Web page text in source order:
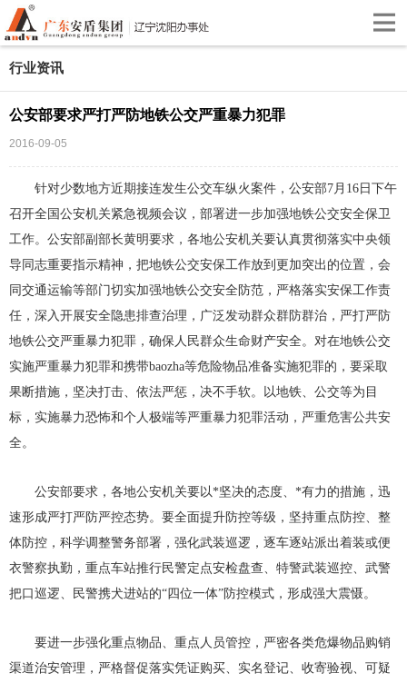
行业资讯
公安部要求严打严防地铁公交严重暴力犯罪
2016-09-05
针对少数地方近期接连发生公交车纵火案件，公安部7月16日下午
召开全国公安机关紧急视频会议，部署进一步加强地铁公交安全保卫
工作。公安部副部长黄明要求，各地公安机关要认真贯彻落实中央领
导同志重要指示精神，把地铁公交安保工作放到更加突出的位置，会
同交通运输等部门切实加强地铁公交安全防范，严格落实安保工作责
任，深入开展安全隐患排查治理，广泛发动群众群防群治，严打严防
地铁公交严重暴力犯罪，确保人民群众生命财产安全。对在地铁公交
实施严重暴力犯罪和携带baozha等危险物品准备实施犯罪的，要采取
果断措施，坚决打击、依法严惩，决不手软。以地铁、公交等为目
标，实施暴力恐怖和个人极端等严重暴力犯罪活动，严重危害公共安
全。
公安部要求，各地公安机关要以*坚决的态度、*有力的措施，迅
速形成严打严防严控态势。要全面提升防控等级，坚持重点防控、整
体防控，科学调整警务部署，强化武装巡逻，逐车逐站派出着装或便
衣警察执勤，重点车站推行民警定点安检盘查、特警武装巡控、武警
把口巡逻、民警携犬进站的“四位一体”防控模式，形成强大震慑。
要进一步强化重点物品、重点人员管控，严密各类危爆物品购销
渠道治安管理，严格督促落实凭证购买、实名登记、收寄验视、可疑